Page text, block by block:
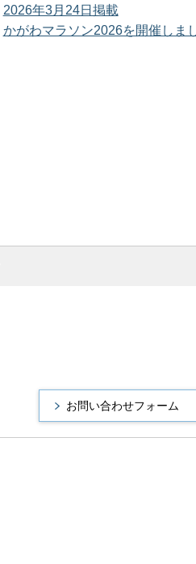
2026年3月24日掲載
かがわマラソン2026を開催しま